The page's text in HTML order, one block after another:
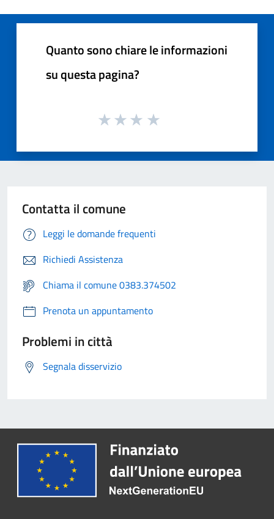
Quanto sono chiare le informazioni
su questa pagina?
Contatta il comune
Leggi le domande frequenti
Richiedi Assistenza
Chiama il comune 0383.374502
Prenota un appuntamento
Problemi in città
Segnala disservizio